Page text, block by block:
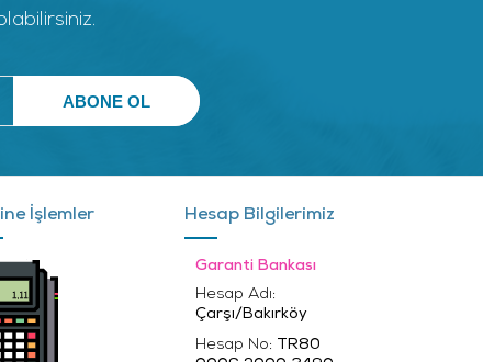
İşlemler Hesap Bilgilerimiz
Garanti Bankası
Hesap Adı:
Çarşı/Bakırköy
Hesap No: TR80